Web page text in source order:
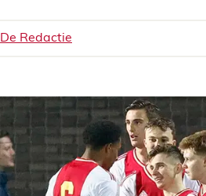
De Redactie